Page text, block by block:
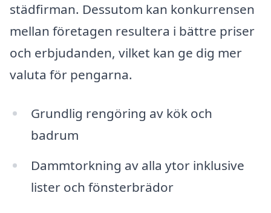
städfirman. Dessutom kan konkurrensen
mellan företagen resultera i bättre priser
och erbjudanden, vilket kan ge dig mer
valuta för pengarna.
Grundlig rengöring av kök och
badrum
Dammtorkning av alla ytor inklusive
lister och fönsterbrädor